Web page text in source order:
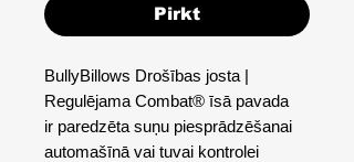
Pirkt
BullyBillows Drošības josta |
Regulējama Combat® īsā pavada
ir paredzēta suņu piesprādzēšanai
automašīnā vai tuvai kontrolei